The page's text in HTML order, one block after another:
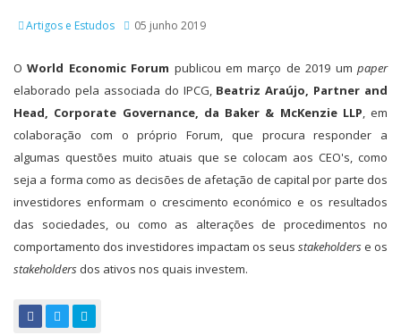
Artigos e Estudos 05 junho 2019
OWorld Economic Forum publicou em março de 2019 umpaper
elaborado pela associada do IPCG, Beatriz Araújo, Partner and
Head, Corporate Governance, da Baker & McKenzie LLP, em
colaboração com o próprio Forum, que procura responder a
algumas questões muito atuais que se colocam aos CEO's, como
seja a forma como as decisões de afetação de capital por parte dos
investidores enformam o crescimento económico e os resultados
das sociedades, ou como as alterações de procedimentos no
comportamento dos investidores impactam os seus stakeholderse os
stakeholders dos ativos nos quais investem.